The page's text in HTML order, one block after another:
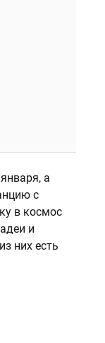
а
с
в космос
и
них есть